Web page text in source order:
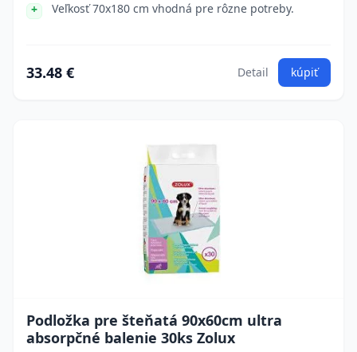
Veľkosť 70x180 cm vhodná pre rôzne potreby.
33.48 € Detail kúpiť
Podložka pre šteňatá 90x60cm ultra
absorpčné balenie 30ks Zolux